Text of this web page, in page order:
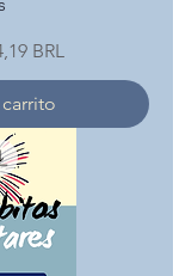
de oferta
BRL